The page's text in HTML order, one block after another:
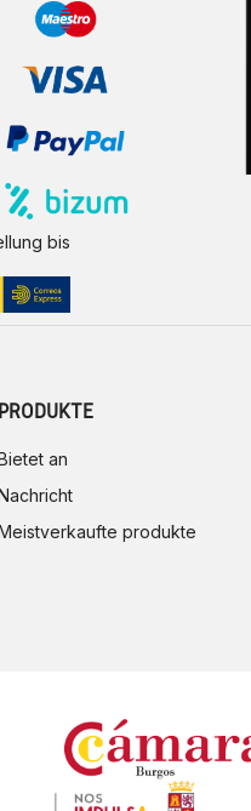
bis
PRODUKTE
an
produkte